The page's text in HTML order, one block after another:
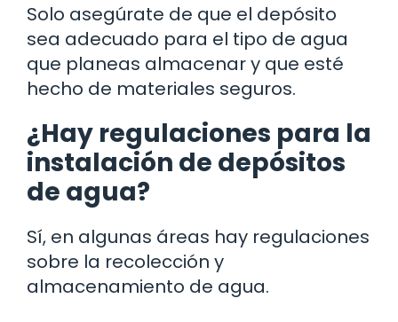
Solo asegúrate de que el depósito
sea adecuado para el tipo de agua
que planeas almacenar y que esté
hecho de materiales seguros.
¿Hay regulaciones para la
instalación de depósitos
de agua?
Sí, en algunas áreas hay regulaciones
sobre la recolección y
almacenamiento de agua.